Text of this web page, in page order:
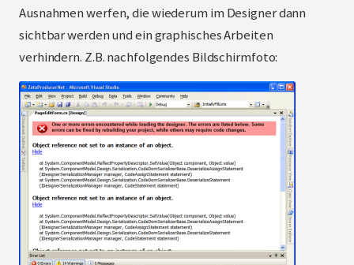
Ausnahmen werfen, die wiederum im Designer dann
sichtbar werden und ein graphisches Arbeiten
verhindern. Z.B. nachfolgendes Bildschirmfoto: